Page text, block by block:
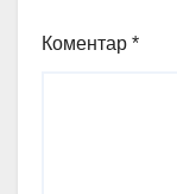
Коментар *